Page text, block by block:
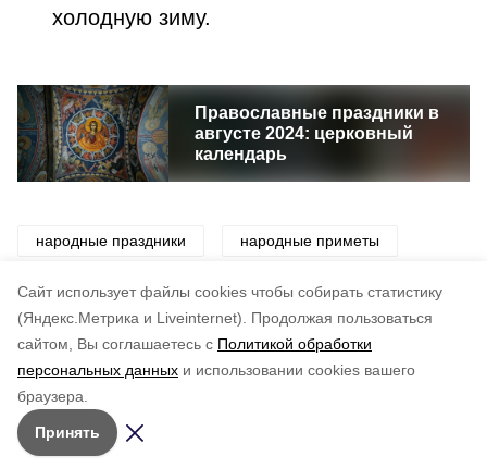
Cайт использует файлы cookies чтобы собирать статистику
(Яндекс.Метрика и Liveinternet).
Продолжая пользоваться
сайтом, Вы соглашаетесь с Политикой обработки
персональных данных и использовании cookies вашего
браузера.
Принять
холодную зиму.
Православные праздники в
августе 2024: церковный
календарь
народные праздники народные приметы
приметы праздники традиции
по оценке
5